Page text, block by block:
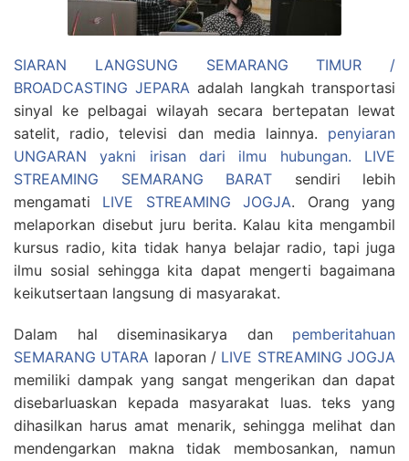
SIARAN LANGSUNG SEMARANG TIMUR /
BROADCASTING JEPARA adalah langkah transportasi
sinyal ke pelbagai wilayah secara bertepatan lewat
satelit, radio, televisi dan media lainnya. penyiaran
UNGARAN yakni irisan dari ilmu hubungan. LIVE
STREAMING SEMARANG BARAT sendiri lebih
mengamati LIVE STREAMING JOGJA. Orang yang
melaporkan disebut juru berita. Kalau kita mengambil
kursus radio, kita tidak hanya belajar radio, tapi juga
ilmu sosial sehingga kita dapat mengerti bagaimana
keikutsertaan langsung di masyarakat.
Dalam hal diseminasikarya dan pemberitahuan
SEMARANG UTARA laporan / LIVE STREAMING JOGJA
memiliki dampak yang sangat mengerikan dan dapat
disebarluaskan kepada masyarakat luas. teks yang
dihasilkan harus amat menarik, sehingga melihat dan
mendengarkan makna tidak membosankan, namun